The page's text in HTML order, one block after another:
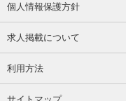
個人情報保護方針
求人掲載について
利用方法